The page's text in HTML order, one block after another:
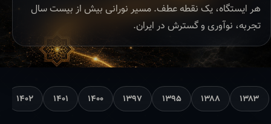
هر ایستگاه، یک نقطه عطف. مسیر نورانی بیش از بیست سال
تجربه، نوآوری و گسترش در ایران.
۱۳۸۳ ۱۳۸۸ ۱۳۹۵ ۱۳۹۷ ۱۴۰۰ ۱۴۰۱ ۱۴۰۲